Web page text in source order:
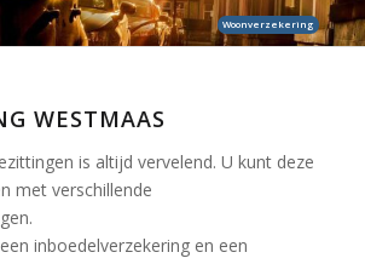
Woonverzekering
WESTMAAS
is altijd vervelend. U kunt deze
met verschillende
inboedelverzekering en een